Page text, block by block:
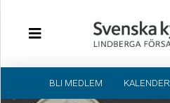
BLI MEDLEM KALENDER